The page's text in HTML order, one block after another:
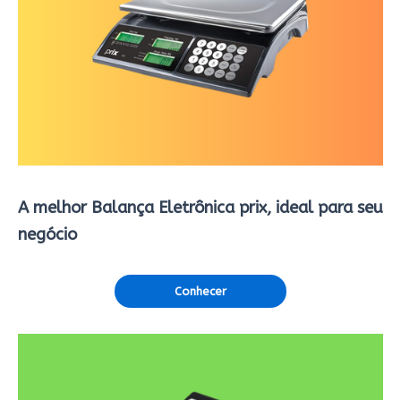
A melhor Balança Eletrônica prix, ideal para seu
negócio
Conhecer